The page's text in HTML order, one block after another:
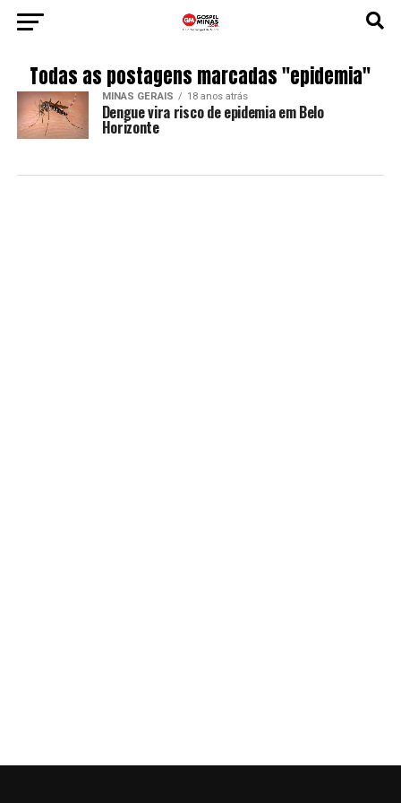
Todas as postagens marcadas "epidemia"
MINAS GERAIS 18 anos atrás
Dengue vira risco de epidemia em Belo
Horizonte